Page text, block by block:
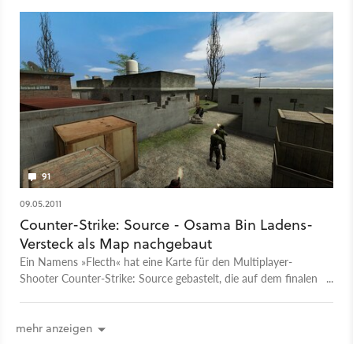
91
09.05.2011
Counter-Strike: Source - Osama Bin Ladens-
Versteck als Map nachgebaut
Ein Namens »Flecth« hat eine Karte für den Multiplayer-
Shooter Counter-Strike: Source gebastelt, die auf dem finalen
mehr anzeigen